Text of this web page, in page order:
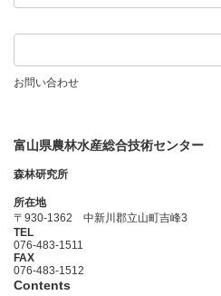
お問い合わせ
富山県農林水産総合技術センター
森林研究所
所在地
〒930-1362 中新川郡立山町吉峰3
TEL
076-483-1511
FAX
076-483-1512
Contents